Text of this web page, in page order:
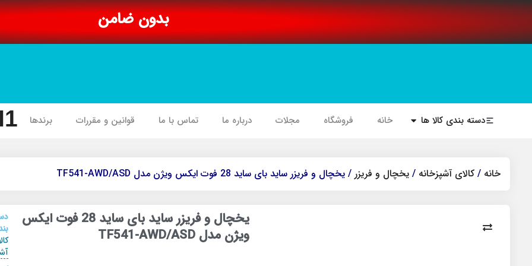
بدون ضامن
دسته بندی کالا ها خانه فروشگاه مجلات درباره ما تماس با ما قوانین و مقررات برندها
خانه / کالای آشپزخانه / یخچال و فریزر / یخچال و فریزر ساید بای ساید 28 فوت ایکس ویژن مدل TF541-AWD/ASD
یخچال و فریزر ساید بای ساید 28 فوت ایکس
ویژن مدل TF541-AWD/ASD